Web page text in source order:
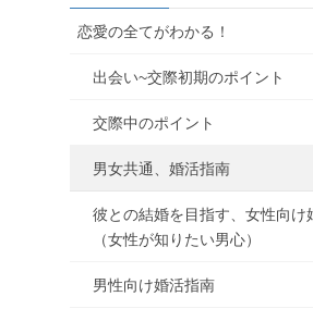
恋愛の全てがわかる！
出会い~交際初期のポイント
交際中のポイント
男女共通、婚活指南
彼との結婚を目指す、女性向け
（女性が知りたい男心）
男性向け婚活指南